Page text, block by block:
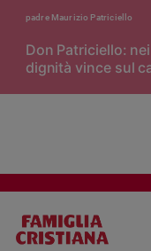
Don Patriciello:
dignità vince sul
padre Maurizio Patriciello